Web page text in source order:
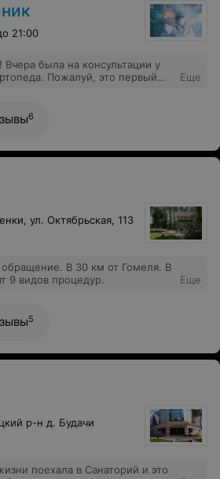
21:00
была на консультации у
Пожалуй, это первый
консультация. Врач и
и все мои снимки
разъяснил все по
упражнений подобрал.
Владимирович! Вообще,
с телефонного звонка.
девушки на рецепции
подобрали, и про
большое за ваш труд!
и очень хочу попасть к вам на
Еще
6
ул. Октябрьская, 113
обращение. В 30 км от Гомеля. В
9 видов процедур.
Еще
5
р-н д. Будачи
поехала в Санаторий и это